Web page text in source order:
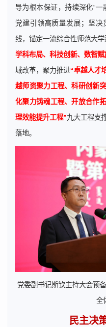
导为根本保证，持续深化“
党建引领高质量发展；坚决
线，锚定一流综合性师范大
学科布局、科技创新、数智
域改革，聚力推进“卓越人才
越师资聚力工程、科研创新
化聚力铸魂工程、开放合作
理效能提升工程”九大工程支
落地。
党委副书记斯钦主持大会预
全
民主决